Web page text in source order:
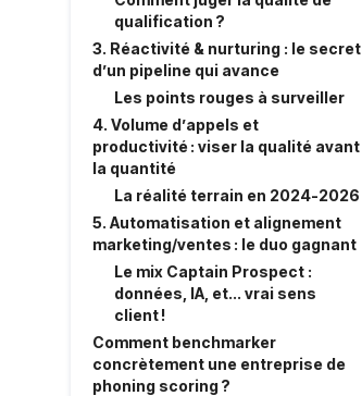
qualification ?
3. Réactivité & nurturing : le secret
d’un pipeline qui avance
Les points rouges à surveiller
4. Volume d’appels et
productivité : viser la qualité avant
la quantité
La réalité terrain en 2024-2026
5. Automatisation et alignement
marketing/ventes : le duo gagnant
Le mix Captain Prospect :
données, IA, et... vrai sens
client !
Comment benchmarker
concrètement une entreprise de
phoning scoring ?